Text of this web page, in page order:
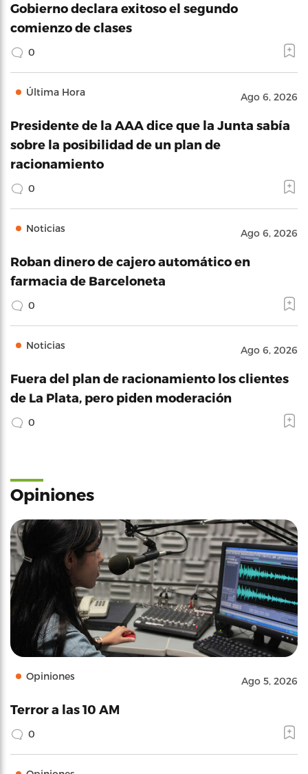
Gobierno declara exitoso el segundo
comienzo de clases
0
Última Hora Ago 6, 2026
Presidente de la AAA dice que la Junta sabía
sobre la posibilidad de un plan de
racionamiento
0
Noticias Ago 6, 2026
Roban dinero de cajero automático en
farmacia de Barceloneta
0
Noticias Ago 6, 2026
Fuera del plan de racionamiento los clientes
de La Plata, pero piden moderación
0
Opiniones
Opiniones Ago 5, 2026
Terror a las 10 AM
0